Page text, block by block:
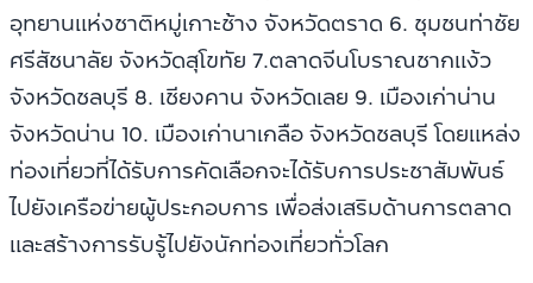
อุทยานแห่งชาติหมู่เกาะช้าง จังหวัดตราด 6. ชุมชนท่าชัย
ศรีสัชนาลัย จังหวัดสุโขทัย 7.ตลาดจีนโบราณชากแง้ว
จังหวัดชลบุรี 8. เชียงคาน จังหวัดเลย 9. เมืองเก่าน่าน
จังหวัดน่าน 10. เมืองเก่านาเกลือ จังหวัดชลบุรี โดยแหล่ง
ท่องเที่ยวที่ได้รับการคัดเลือกจะได้รับการประชาสัมพันธ์
ไปยังเครือข่ายผู้ประกอบการ เพื่อส่งเสริมด้านการตลาด
และสร้างการรับรู้ไปยังนักท่องเที่ยวทั่วโลก